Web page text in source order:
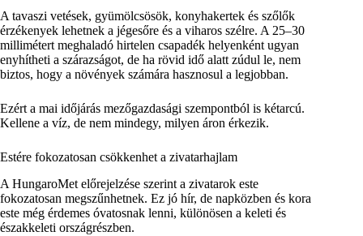
A tavaszi vetések, gyümölcsösök, konyhakertek és szőlők
érzékenyek lehetnek a jégesőre és a viharos szélre. A 25–30
millimétert meghaladó hirtelen csapadék helyenként ugyan
enyhítheti a szárazságot, de ha rövid idő alatt zúdul le, nem
biztos, hogy a növények számára hasznosul a legjobban.
Ezért a mai időjárás mezőgazdasági szempontból is kétarcú.
Kellene a víz, de nem mindegy, milyen áron érkezik.
Estére fokozatosan csökkenhet a zivatarhajlam
A HungaroMet előrejelzése szerint a zivatarok este
fokozatosan megszűnhetnek. Ez jó hír, de napközben és kora
este még érdemes óvatosnak lenni, különösen a keleti és
északkeleti országrészben.